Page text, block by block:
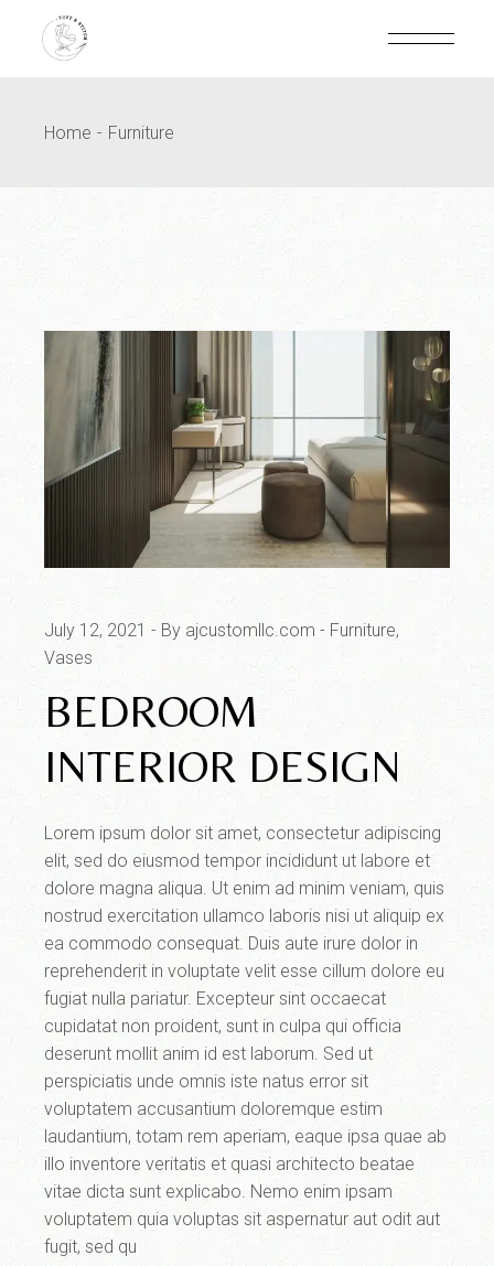
Home Furniture
July 12, 2021 By ajcustomllc.com
Furniture
Vases
BEDROOM
INTERIOR DESIGN
Lorem ipsum dolor sit amet, consectetur adipiscing
elit, sed do eiusmod tempor incididunt ut labore et
dolore magna aliqua. Ut enim ad minim veniam, quis
nostrud exercitation ullamco laboris nisi ut aliquip ex
ea commodo consequat. Duis aute irure dolor in
reprehenderit in voluptate velit esse cillum dolore eu
fugiat nulla pariatur. Excepteur sint occaecat
cupidatat non proident, sunt in culpa qui officia
deserunt mollit anim id est laborum. Sed ut
perspiciatis unde omnis iste natus error sit
voluptatem accusantium doloremque estim
laudantium, totam rem aperiam, eaque ipsa quae ab
illo inventore veritatis et quasi architecto beatae
vitae dicta sunt explicabo. Nemo enim ipsam
voluptatem quia voluptas sit aspernatur aut odit aut
fugit, sed qu